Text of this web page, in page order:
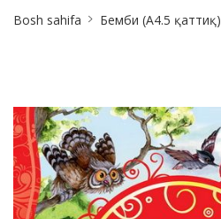
Breadcrumb
Bosh sahifa Бемби (A4.5 қаттиқ)